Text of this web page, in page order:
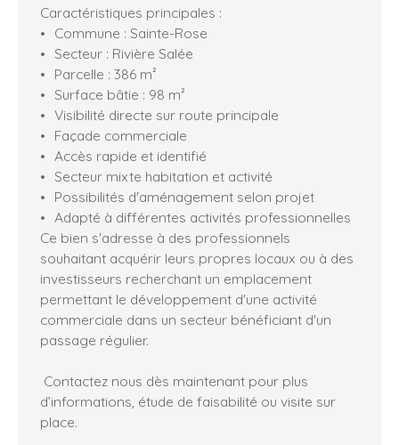
Caractéristiques principales :
Commune : Sainte-Rose
Secteur : Rivière Salée
Parcelle : 386 m²
Surface bâtie : 98 m²
Visibilité directe sur route principale
Façade commerciale
Accès rapide et identifié
Secteur mixte habitation et activité
Possibilités d'aménagement selon projet
Adapté à différentes activités professionnelles
Ce bien s'adresse à des professionnels
souhaitant acquérir leurs propres locaux ou à des
investisseurs recherchant un emplacement
permettant le développement d'une activité
commerciale dans un secteur bénéficiant d'un
passage régulier.
Contactez nous dès maintenant pour plus
d’informations, étude de faisabilité ou visite sur
place.